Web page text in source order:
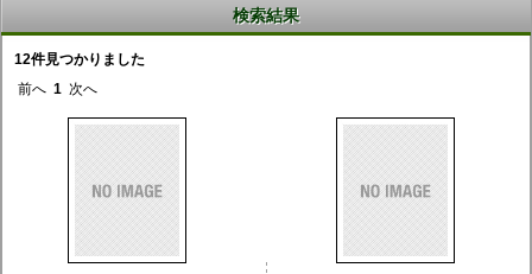
検索結果
12件見つかりました
前へ 1 次へ